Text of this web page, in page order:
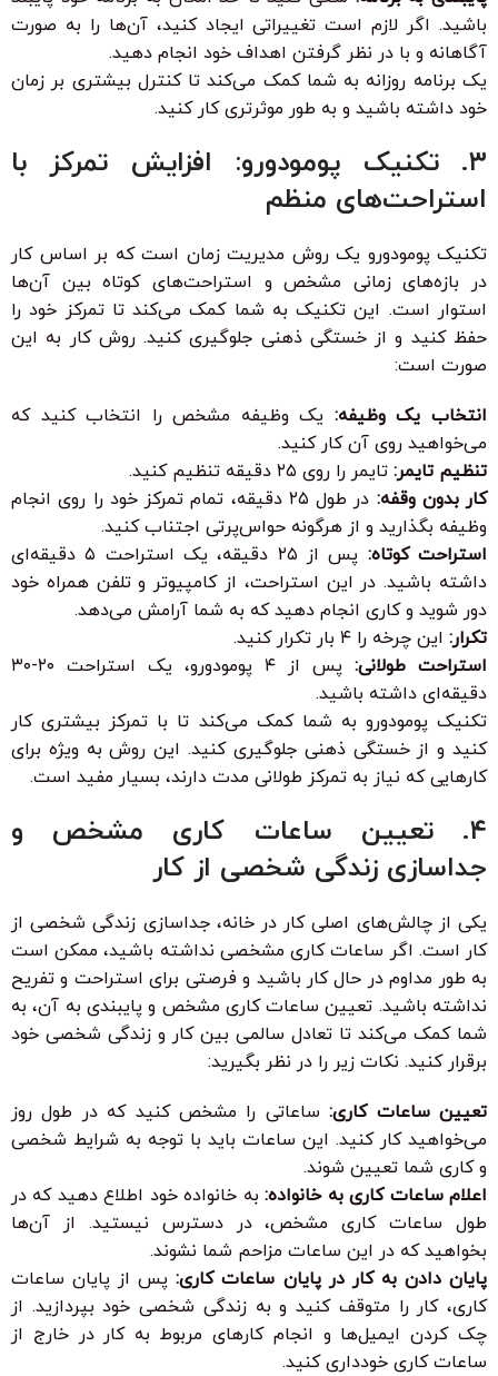
باشید. اگر لازم است تغییراتی ایجاد کنید، آن‌ها را به صورت
آگاهانه و با در نظر گرفتن اهداف خود انجام دهید.
یک برنامه روزانه به شما کمک می‌کند تا کنترل بیشتری بر زمان
خود داشته باشید و به طور موثرتری کار کنید.
۳. تکنیک پومودورو: افزایش تمرکز با
استراحت‌های منظم
تکنیک پومودورو یک روش مدیریت زمان است که بر اساس کار
در بازه‌های زمانی مشخص و استراحت‌های کوتاه بین آن‌ها
استوار است. این تکنیک به شما کمک می‌کند تا تمرکز خود را
حفظ کنید و از خستگی ذهنی جلوگیری کنید. روش کار به این
صورت است:
انتخاب یک وظیفه: یک وظیفه مشخص را انتخاب کنید که
می‌خواهید روی آن کار کنید.
تنظیم تایمر: تایمر را روی ۲۵ دقیقه تنظیم کنید.
کار بدون وقفه:
در طول ۲۵ دقیقه، تمام تمرکز خود را روی انجام
وظیفه بگذارید و از هرگونه حواس‌پرتی اجتناب کنید.
استراحت کوتاه:
پس از ۲۵ دقیقه، یک استراحت ۵ دقیقه‌ای
داشته باشید. در این استراحت، از کامپیوتر و تلفن همراه خود
دور شوید و کاری انجام دهید که به شما آرامش می‌دهد.
تکرار: این چرخه را ۴ بار تکرار کنید.
استراحت طولانی:
پس از ۴ پومودورو، یک استراحت ۲۰-۳۰
دقیقه‌ای داشته باشید.
تکنیک پومودورو به شما کمک می‌کند تا با تمرکز بیشتری کار
کنید و از خستگی ذهنی جلوگیری کنید. این روش به ویژه برای
کارهایی که نیاز به تمرکز طولانی مدت دارند، بسیار مفید است.
۴. تعیین ساعات کاری مشخص و
جداسازی زندگی شخصی از کار
یکی از چالش‌های اصلی کار در خانه، جداسازی زندگی شخصی از
کار است. اگر ساعات کاری مشخصی نداشته باشید، ممکن است
به طور مداوم در حال کار باشید و فرصتی برای استراحت و تفریح
نداشته باشید. تعیین ساعات کاری مشخص و پایبندی به آن، به
شما کمک می‌کند تا تعادل سالمی بین کار و زندگی شخصی خود
برقرار کنید. نکات زیر را در نظر بگیرید:
تعیین ساعات کاری:ساعاتی را مشخص کنید که در طول روز
می‌خواهید کار کنید. این ساعات باید با توجه به شرایط شخصی
و کاری شما تعیین شوند.
اعلام ساعات کاری به خانواده:به خانواده خود اطلاع دهید که در
طول ساعات کاری مشخص، در دسترس نیستید. از آن‌ها
بخواهید که در این ساعات مزاحم شما نشوند.
پایان دادن به کار در پایان ساعات کاری:پس از پایان ساعات
کاری، کار را متوقف کنید و به زندگی شخصی خود بپردازید. از
چک کردن ایمیل‌ها و انجام کارهای مربوط به کار در خارج از
ساعات کاری خودداری کنید.